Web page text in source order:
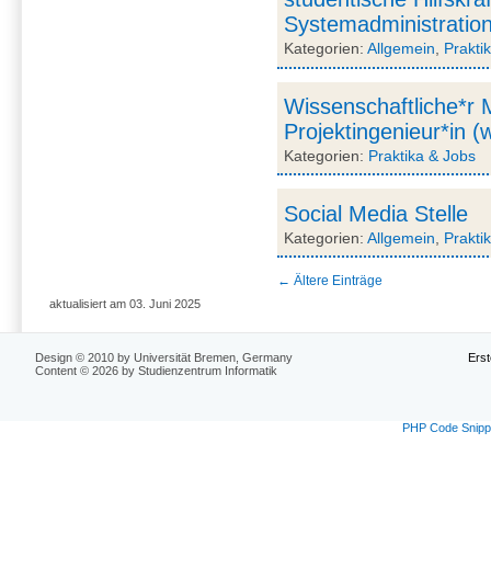
Kategorien: Allgemein,
Wissenschaftliche*r
Projektingenieur*in
Kategorien: Praktika & Jobs
Social Media Stelle
Kategorien: Allgemein
← Ältere Einträge
aktualisiert am 03. Juni 2025
Design © 2010 by Universität Bremen, Germany
Content © 2026 by Studienzentrum Informatik
PHP Code